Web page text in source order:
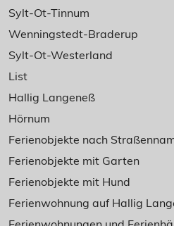
Sylt-Ot-Tinnum
Wenningstedt-Braderup
Sylt-Ot-Westerland
List
Hallig Langeneß
Hörnum
Ferienobjekte nach
Ferienobjekte mit Garten
Ferienobjekte mit Hund
Ferienwohnung auf Hallig